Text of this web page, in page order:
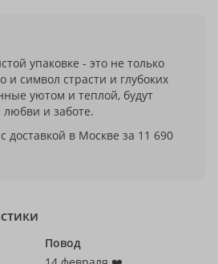
упаковке - это не только
и символ страсти и глубоких
уютом и теплой, будут
и заботе.
доставкой в Москве за 11 690
Повод